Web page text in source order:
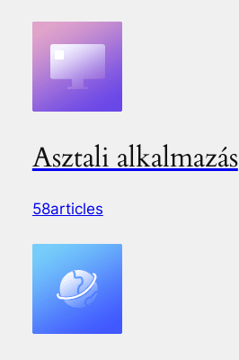
Asztali alkalmazás
58articles